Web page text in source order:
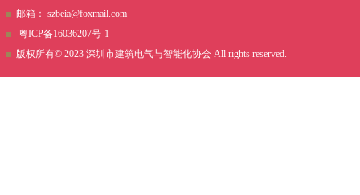
邮箱： szbeia@foxmail.com
粤ICP备16036207号-1
版权所有© 2023 深圳市建筑电气与智能化协会 All rights reserved.